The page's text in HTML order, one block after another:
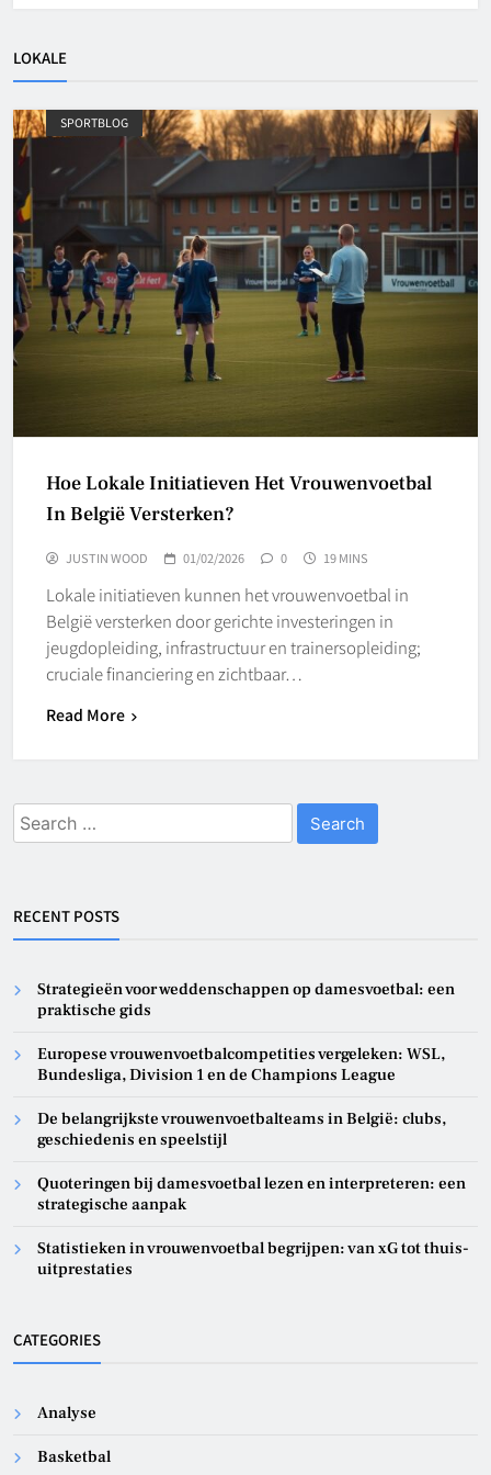
LOKALE
SPORTBLOG
Hoe Lokale Initiatieven Het Vrouwenvoetbal
In België Versterken?
JUSTIN WOOD 01/02/2026 0 19 MINS
Lokale initiatieven kunnen het vrouwenvoetbal in
België versterken door gerichte investeringen in
jeugdopleiding, infrastructuur en trainersopleiding;
cruciale financiering en zichtbaar…
Read More
Search
for:
RECENT POSTS
Strategieën voor weddenschappen op damesvoetbal: een
praktische gids
Europese vrouwenvoetbalcompetities vergeleken: WSL,
Bundesliga, Division 1 en de Champions League
De belangrijkste vrouwenvoetbalteams in België: clubs,
geschiedenis en speelstijl
Quoteringen bij damesvoetbal lezen en interpreteren: een
strategische aanpak
Statistieken in vrouwenvoetbal begrijpen: van xG tot thuis-
uitprestaties
CATEGORIES
Analyse
Basketbal